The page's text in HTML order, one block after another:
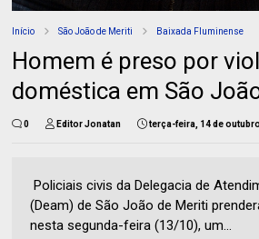
Início São João de Meriti Baixada Fluminense
Homem é preso por
doméstica em São
0 Editor Jonatan terça-feira, 14 de
Policiais civis da Delegacia de
(Deam) de São João de Meriti
nesta segunda-feira (13/10), um...